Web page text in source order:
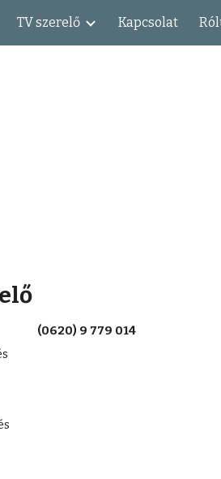
TV szerelő Kapcsolat
(0620) 9 779 014